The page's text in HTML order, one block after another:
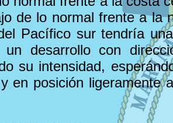
de lo normal frente a la
Pacífico sur tendría
un desarrollo con
su intensidad,
en posición ligeramente